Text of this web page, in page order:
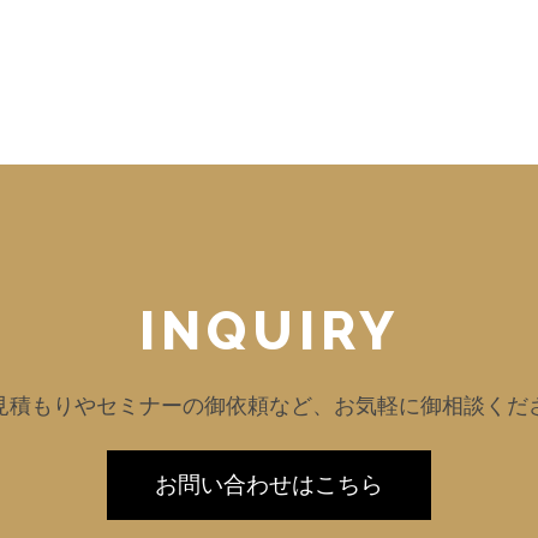
INQUIRY
積もりやセミナーの御依頼など、 お気軽に御相談くだ
お問い合わせはこちら